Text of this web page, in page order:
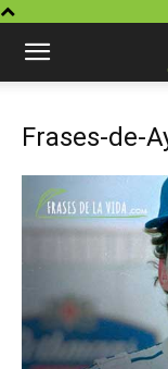
Frases-de-